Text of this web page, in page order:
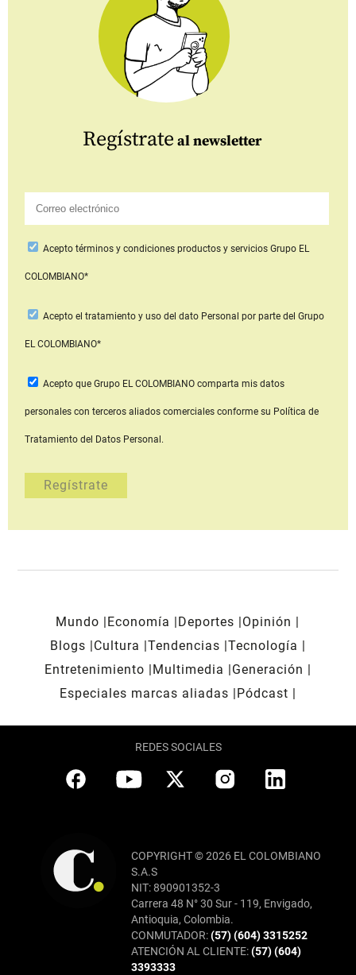
Regístrate al newsletter
Aceptotérminos y condiciones productos y serviciosGrupo EL
COLOMBIANO*
Acepto el tratamiento y uso del dato Personal por parte del Grupo
EL COLOMBIANO*
Acepto que Grupo EL COLOMBIANOcomparta mis datos
personales con terceros aliados comerciales conforme su Política de
Tratamiento del Datos Personal.
Mundo Economía Deportes
Opinión
Blogs
Cultura Tendencias Tecnología
Entretenimiento
Multimedia
Generación
Especiales marcas aliadas
Pódcast
REDES SOCIALES
COPYRIGHT © 2026 EL COLOMBIANO
S.A.S
NIT: 890901352-3
Carrera 48 N° 30 Sur - 119, Envigado,
Antioquia, Colombia.
CONMUTADOR:(57) (604) 3315252
ATENCIÓN AL CLIENTE:(57) (604)
3393333